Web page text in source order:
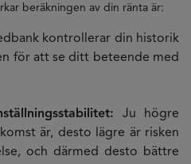
beräkningen av din ränta är:
kontrollerar din historik
för att se ditt beteende med
Ju högre
är, desto lägre är risken
och därmed desto bättre